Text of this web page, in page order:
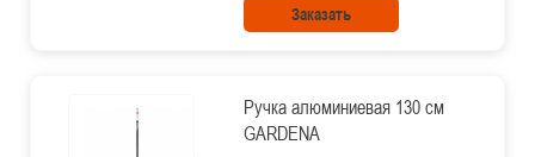
Заказать
Ручка алюминиевая 130 см
GARDENA